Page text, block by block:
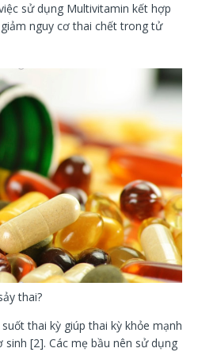
sử dụng Multivitamin kết hợp
nguy cơ thai chết trong tử
thai?
thai kỳ giúp thai kỳ khỏe mạnh
[2]. Các mẹ bầu nên sử dụng